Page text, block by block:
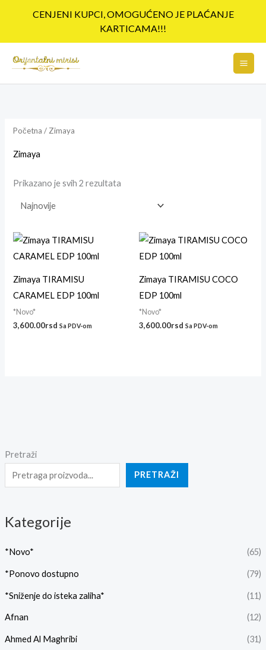
CENJENI KUPCI, OMOGUĆENO JE PLAĆANJE
KARTICAMA!!!
Pretraži
PRETRAŽI
Kategorije
*Novo* (65)
*Ponovo dostupno (79)
*Sniženje do isteka zaliha* (11)
Afnan (12)
Ahmed Al Maghribi (31)
Početna / Zimaya
Zimaya
Prikazano je svih 2 rezultata
Sortirano
Zimaya TIRAMISU
CARAMEL EDP 100ml
*Novo*
3,600.00rsd Sa PDV-om
Zimaya TIRAMISU COCO
EDP 100ml
*Novo*
3,600.00rsd Sa PDV-om